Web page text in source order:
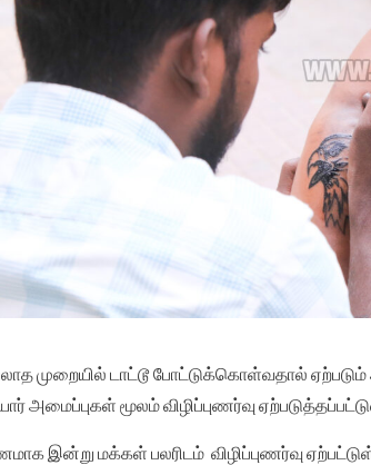
முறையில் டாட்டூ போட்டுக்கொள்வதால்
அமைப்புகள் மூலம் விழிப்புணர்வு
இன்று மக்கள் பலரிடம் விழிப்புணர்வு